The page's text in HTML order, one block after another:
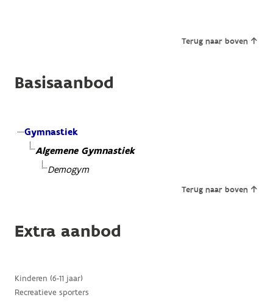
Terug naar boven
Basisaanbod
Gymnastiek
Algemene Gymnastiek
Demogym
Terug naar boven
Extra aanbod
Kinderen (6-11 jaar)
Recreatieve sporters